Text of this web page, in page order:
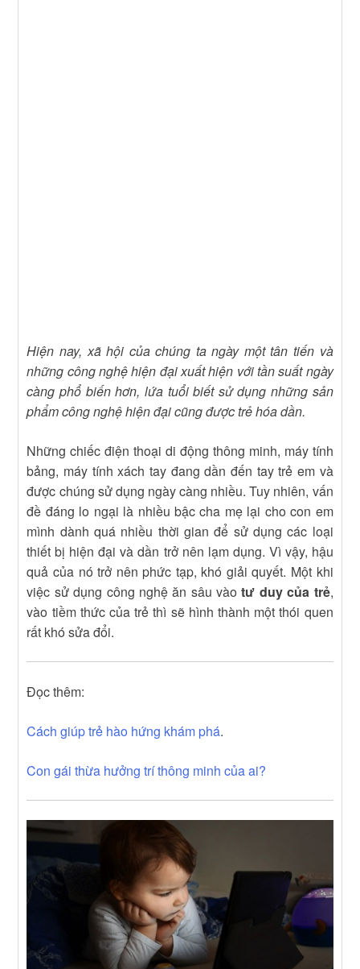
Hiện nay, xã hội của chúng ta ngày một tân tiến và
những công nghệ hiện đại xuất hiện với tần suất ngày
càng phổ biến hơn, lứa tuổi biết sử dụng những sản
phẩm công nghệ hiện đại cũng được trẻ hóa dần.
Những chiếc điện thoại di động thông minh, máy tính
bảng, máy tính xách tay đang dần đến tay trẻ em và
được chúng sử dụng ngày càng nhiều. Tuy nhiên, vấn
đề đáng lo ngại là nhiều bậc cha mẹ lại cho con em
mình dành quá nhiều thời gian để sử dụng các loại
thiết bị hiện đại và dần trở nên lạm dụng. Vì vậy, hậu
quả của nó trở nên phức tạp, khó giải quyết. Một khi
việc sử dụng công nghệ ăn sâu vàotư duy của trẻ,
vào tiềm thức của trẻ thì sẽ hình thành một thói quen
rất khó sửa đổi.
Đọc thêm:
Cách giúp trẻ hào hứng khám phá.
Con gái thừa hưởng trí thông minh của ai?